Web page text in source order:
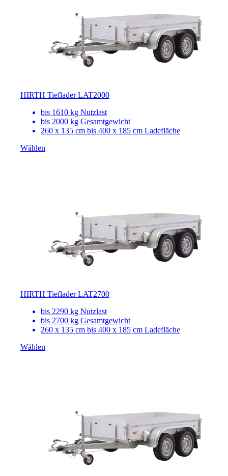
HIRTH Tieflader LAT2000
bis 1610 kg Nutzlast
bis 2000 kg Gesamtgewicht
260 x 135 cm bis 400 x 185 cm Ladefläche
Wählen
HIRTH Tieflader LAT2700
bis 2290 kg Nutzlast
bis 2700 kg Gesamtgewicht
260 x 135 cm bis 400 x 185 cm Ladefläche
Wählen